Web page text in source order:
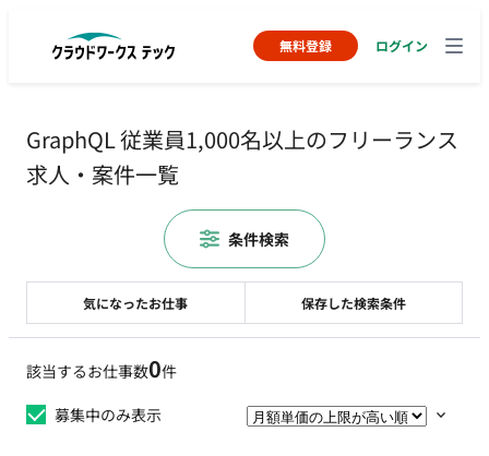
無料登録 ログイン
GraphQL 従業員1,000名以上のフリーランス
求人・案件一覧
該当するお仕事数0件
募集中のみ表示
気になったお仕事 保存した検索条件
条件検索